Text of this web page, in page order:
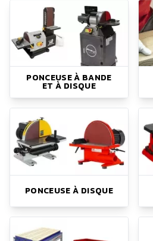
PONCEUSE À BANDE
ET À DISQUE
PONCEUSE À DISQUE